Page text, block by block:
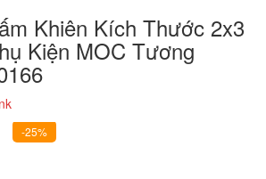
Khiên Kích Thước 2x3
Kiện MOC Tương
-25%